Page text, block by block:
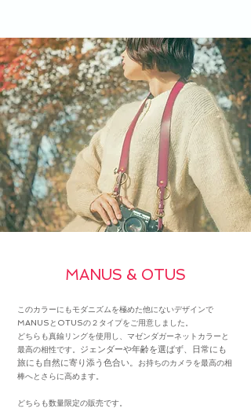
​MANUS & OTUS
このカラーにもモダニズムを極めた他にないデザインで
MANUSとOTUSの２タイプをご用意しました。
どちらも真鍮リングを使用し、マゼンダガーネットカラーと
最高の相性です。 ジェンダーや年齢を選ばず、日常にも
旅にも自然に寄り添う色合い。
お持ちのカメラを最高の相
棒へとさらに高めます。
​どちらも数量限定の販売です。